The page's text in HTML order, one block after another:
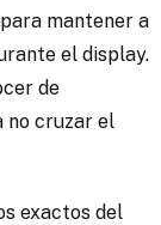
mantener a
el display.
de
no cruzar el
exactos del